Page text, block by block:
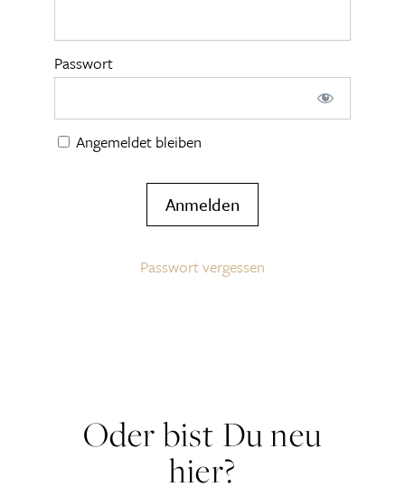
Passwort
Angemeldet bleiben
Passwort vergessen
Oder bist Du neu
hier?